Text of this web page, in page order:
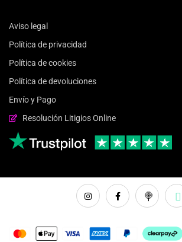
Aviso legal
Política de privacidad
Política de cookies
Política de devoluciones
Envío y Pago
Resolución Litigios Online